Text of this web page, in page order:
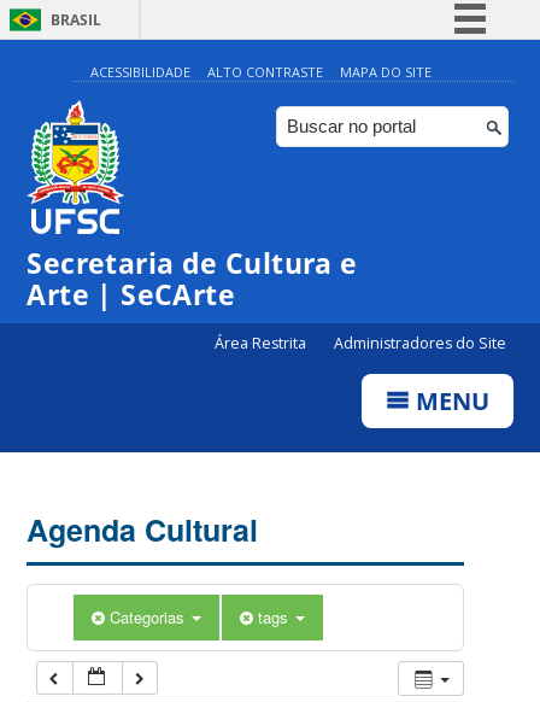
BRASIL
Simplifique!
Comunica BR
Participe
ACESSIBILIDADE ALTO CONTRASTE MAPA DO SITE
Secretaria de Cultura e
Arte | SeCArte
Área Restrita Administradores do Site
MENU
Agenda Cultural
Categorias tags
0:00
1:00
5:00
7:00